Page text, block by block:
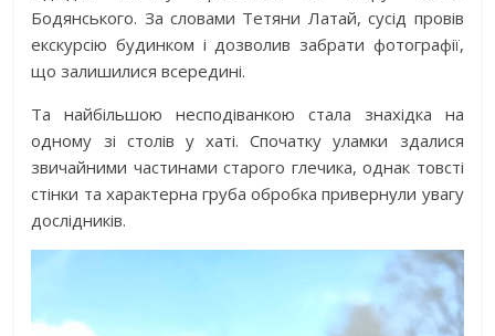
Бодянського. За словами Тетяни Латай, сусід провів
екскурсію будинком і дозволив забрати фотографії,
що залишилися всередині.
Та найбільшою несподіванкою стала знахідка на
одному зі столів у хаті. Спочатку уламки здалися
звичайними частинами старого глечика, однак товсті
стінки та характерна груба обробка привернули увагу
дослідників.